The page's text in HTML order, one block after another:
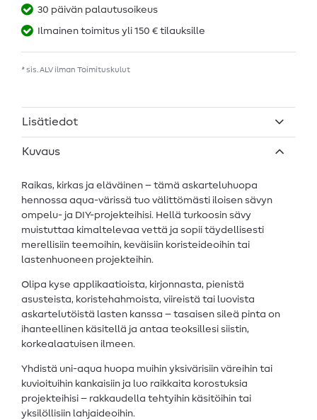
30 päivän palautusoikeus
Ilmainen toimitus yli 150 € tilauksille
* sis. ALV ilman Toimituskulut
Lisätiedot
Kuvaus
Raikas, kirkas ja eläväinen – tämä askarteluhuopa
hennossa aqua-värissä tuo välittömästi iloisen sävyn
ompelu- ja DIY-projekteihisi. Hellä turkoosin sävy
muistuttaa kimaltelevaa vettä ja sopii täydellisesti
merellisiin teemoihin, keväisiin koristeideoihin tai
lastenhuoneen projekteihin.
Olipa kyse applikaatioista, kirjonnasta, pienistä
asusteista, koristehahmoista, viireistä tai luovista
askartelutöistä lasten kanssa – tasaisen sileä pinta on
ihanteellinen käsitellä ja antaa teoksillesi siistin,
korkealaatuisen ilmeen.
Yhdistä uni-aqua huopa muihin yksivärisiin väreihin tai
kuvioituihin kankaisiin ja luo raikkaita korostuksia
projekteihisi – rakkaudella tehtyihin käsitöihin tai
yksilöllisiin lahjaideoihin.